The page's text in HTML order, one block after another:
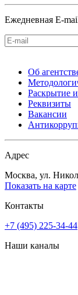
Ежедневная E-
Об
Раскрытие
Реквизиты
Вакансии
Адрес
Москва, ул.
Показать на карте
Контакты
+7 (495) 225-34-44
Наши каналы